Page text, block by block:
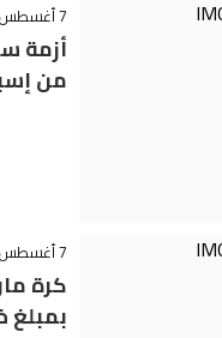
7 أغسطس 2026 - 23:22
أزمة
من
7 أغسطس 2026 - 22:02
كرة
بمبلغ